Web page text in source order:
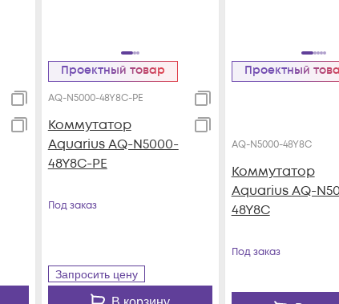
Проектный товар
AQ-N5000-48Y8C-PE
Коммутатор
Aquarius AQ-N5000-
48Y8C-PE
Под заказ
Запросить цену
Проектный
AQ-N5000-48Y8C
Коммутатор
Aquarius AQ-
48Y8C
Под заказ